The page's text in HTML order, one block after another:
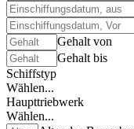
Gehalt von
Gehalt bis
Schiffstyp
Wählen...
Haupttriebwerk
Wählen...